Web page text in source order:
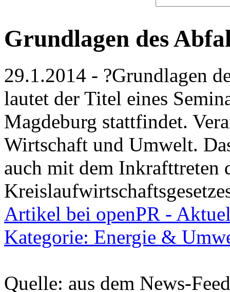
Grundlagen des
29.1.2014 - ?Grundlagen
lautet der Titel eines
Magdeburg stattfindet.
Wirtschaft und Umwelt.
auch mit dem Inkrafttreten
Artikel bei openPR -
Kategorie: Energie &
Quelle: aus dem News-